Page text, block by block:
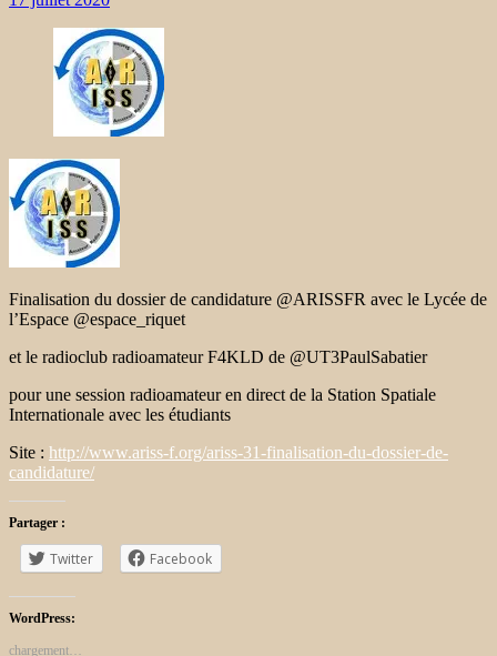
Finalisation du dossier de candidature @ARISSFR avec le Lycée de
l’Espace @espace_riquet
et le radioclub radioamateur F4KLD de @UT3PaulSabatier
pour une session radioamateur en direct de la Station Spatiale
Internationale avec les étudiants
Site : http://www.ariss-f.org/ariss-31-finalisation-du-dossier-de-
candidature/
Partager :
Twitter Facebook
WordPress:
chargement…